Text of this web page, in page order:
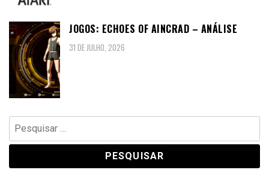
JOGOS: ECHOES OF AINCRAD – ANÁLISE
31 DE JULHO, 2026
Pesquisar
por: